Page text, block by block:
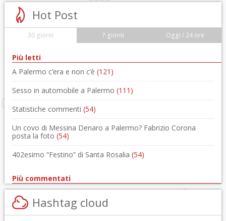
Hot Post
30 giorni 7 giorni Oggi / 24 ore
Più letti
A Palermo c’era e non c’è (121)
Sesso in automobile a Palermo (111)
Statistiche commenti (54)
Un covo di Messina Denaro a Palermo? Fabrizio Corona
posta la foto (54)
402esimo “Festino” di Santa Rosalia (54)
Più commentati
Hashtag cloud